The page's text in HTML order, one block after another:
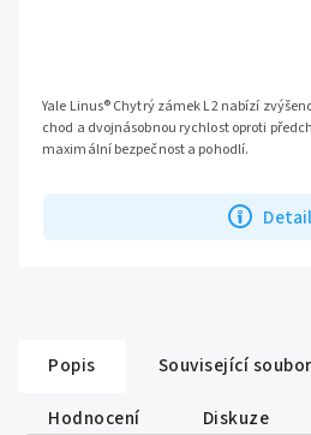
Detail
Yale Linus® Chytrý zámek L2 nabízí
chod a dvojnásobnou rychlost oproti
maximální bezpečnost a pohodlí.
Popis Související
Hodnocení
Diskuze